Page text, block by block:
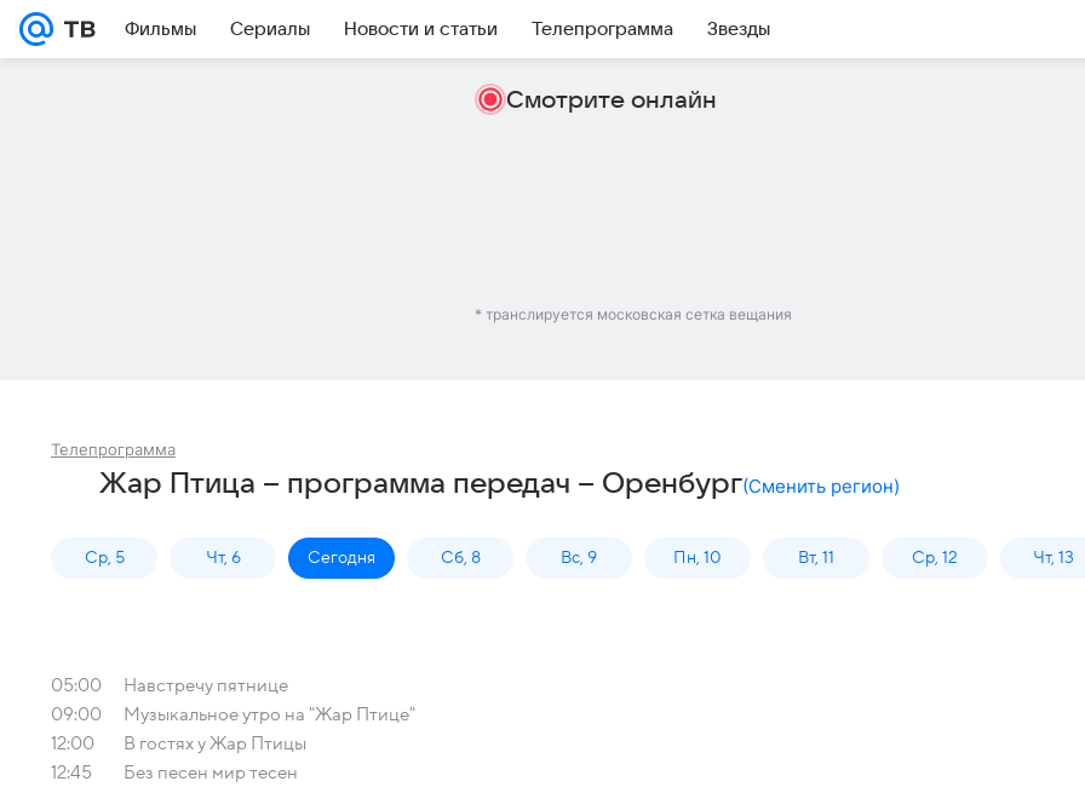
Фильмы Сериалы Новости и статьи Телепрограмма Звезды
Смотрите онлайн
* транслируется московская сетка вещания
Телепрограмма
Жар Птица – программа передач – Оренбург(Сменить регион)
Ср, 5 Чт, 6 Сегодня Сб, 8 Вс, 9 Пн, 10 Вт, 11 Ср, 12 Чт, 13
05:00
Навстречу пятнице
09:00
Музыкальное утро на "Жар Птице"
12:00
В гостях у Жар Птицы
12:45
Без песен мир тесен